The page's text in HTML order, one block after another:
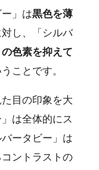
」は黒色を薄
し、「シルバ
色素を抑えて
ことです。
目の印象を大
は全体的にス
ータビー」は
ントラストの